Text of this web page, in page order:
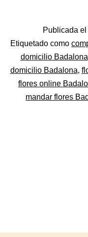
Publicada el
Categorizado
como
Flores
Etiquetado como
domicilio Badalona
domicilio Badalona,
flores online
mandar flores